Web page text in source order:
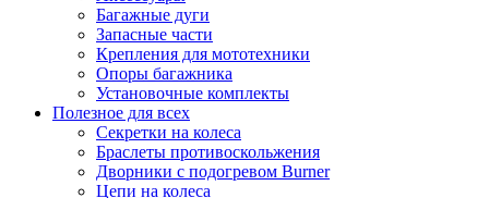
Багажные дуги
Запасные части
Крепления для мототехники
Опоры багажника
Установочные комплекты
Полезное для всех
Секретки на колеса
Браслеты противоскольжения
Дворники с подогревом Burner
Цепи на колеса